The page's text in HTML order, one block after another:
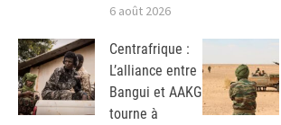
6 août 2026
Centrafrique :
L’alliance entre
Bangui et AAKG
tourne à